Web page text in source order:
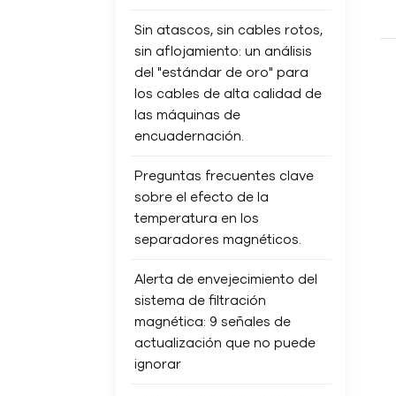
Sin atascos, sin cables rotos,
sin aflojamiento: un análisis
del "estándar de oro" para
los cables de alta calidad de
las máquinas de
encuadernación.
Preguntas frecuentes clave
sobre el efecto de la
temperatura en los
separadores magnéticos.
Alerta de envejecimiento del
sistema de filtración
magnética: 9 señales de
actualización que no puede
ignorar